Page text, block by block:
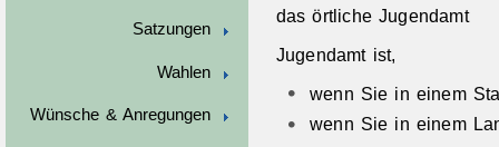
Satzungen
Wahlen
Wünsche & Anregungen
das örtliche Jugendamt
Jugendamt ist,
wenn Sie in einem
wenn Sie in einem